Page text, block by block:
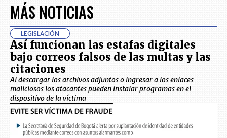
MÁS NOTICIAS
LEGISLACIÓN
Así funcionan las estafas digitales
bajo correos falsos de las multas y las
citaciones
Al descargar los archivos adjuntos o ingresar a los enlaces
maliciosos los atacantes pueden instalar programas en el
dispositivo de la víctima